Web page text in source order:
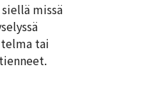
missä
tai